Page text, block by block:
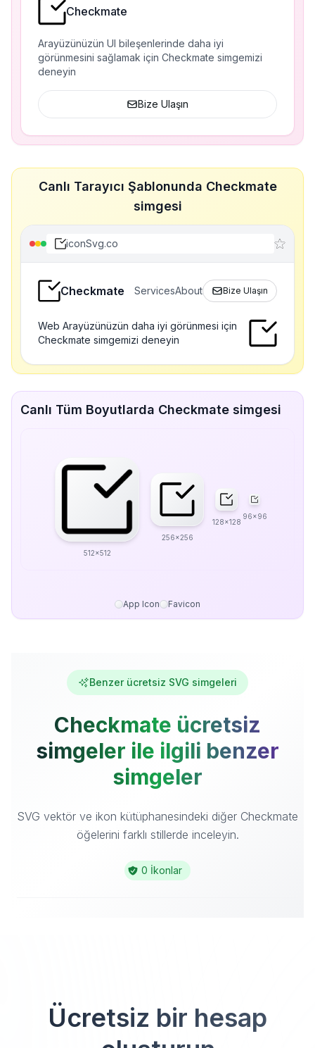
Checkmate
Arayüzünüzün UI bileşenlerinde daha iyi
görünmesini sağlamak için Checkmate simgemizi
deneyin
Bize Ulaşın
Canlı Tarayıcı Şablonunda Checkmate
simgesi
iconSvg.co
Checkmate ServicesAbout Bize Ulaşın
Web Arayüzünüzün daha iyi görünmesi için
Checkmate simgemizi deneyin
Canlı Tüm Boyutlarda Checkmate simgesi
512x512
256x256
128x128
96x96
App Icon Favicon
Benzer ücretsiz SVG simgeleri
Checkmate ücretsiz
simgeler ile ilgili benzer
simgeler
SVG vektör ve ikon kütüphanesindeki diğer Checkmate
öğelerini farklı stillerde inceleyin.
0 İkonlar
Ücretsiz bir hesap